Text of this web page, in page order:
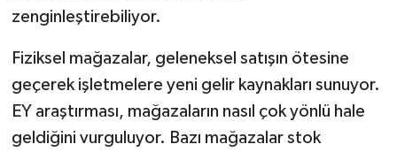
zenginleştirebiliyor.
Fiziksel mağazalar, geleneksel satışın ötesine
geçerek işletmelere yeni gelir kaynakları sunuyor.
EY araştırması, mağazaların nasıl çok yönlü hale
geldiğini vurguluyor. Bazı mağazalar stok